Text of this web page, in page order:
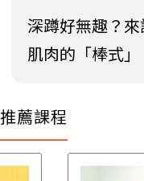
深蹲好無趣？
肌肉的「棒式」
推薦課程